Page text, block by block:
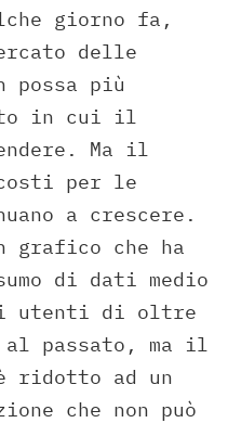
giorno fa,
delle
possa più
in cui il
Ma il
per le
a crescere.
grafico che ha
di dati medio
utenti di oltre
passato, ma il
ridotto ad un
che non può